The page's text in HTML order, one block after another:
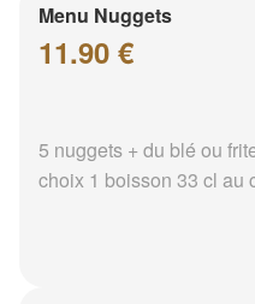
Menu Nuggets
11.90 €
5 nuggets + du blé ou
choix 1 boisson 33 cl au